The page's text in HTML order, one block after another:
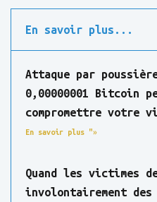
En savoir plus...
Attaque par
0,00000001 Bitcoin
compromettre votre
En savoir plus "»
Quand les victimes
involontairement des